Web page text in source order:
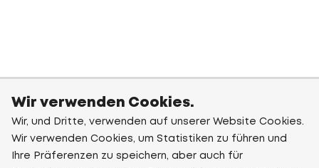
Wir verwenden Cookies.
Wir, und Dritte, verwenden auf unserer Website Cookies.
Wir verwenden Cookies, um Statistiken zu führen und
Ihre Präferenzen zu speichern, aber auch für